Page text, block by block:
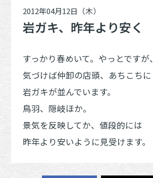
2012年04月12日（木）
岩ガキ、昨年より安く
すっかり春めいて。やっとですが、
気づけば仲卸の店頭、あちこちに
岩ガキが並んでいます。
鳥羽、隠岐ほか。
景気を反映してか、値段的には
昨年より安いように見受けます。